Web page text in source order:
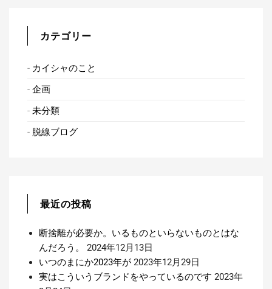
カテゴリー
カイシャのこと
企画
未分類
脱線ブログ
最近の投稿
断捨離が必要か。いるものといらないものとはな
んだろう。
2024年12月13日
いつのまにか2023年が 2023年12月29日
実はこういうブランドをやっているのです 2023年